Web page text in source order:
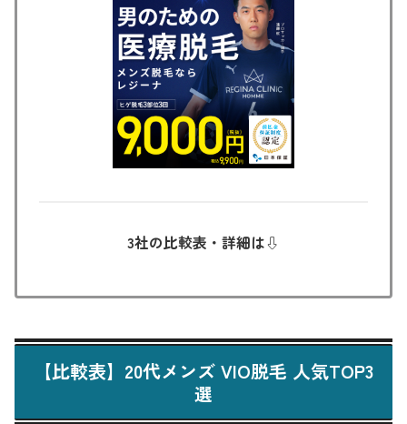
3社の比較表・詳細は⇩
【比較表】20代メンズ VIO脱毛 人気TOP3
選